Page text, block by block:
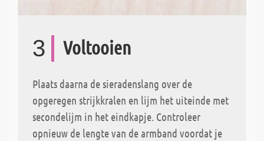
3 Voltooien
Plaats daarna de sieradenslang over de
opgeregen strijkkralen en lijm het uiteinde met
secondelijm in het eindkapje. Controleer
opnieuw de lengte van de armband voordat je